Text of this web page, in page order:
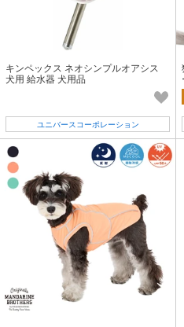
キンペックス ネオシンプルオアシス
犬用 給水器 犬用品
ユニバースコーポレーション